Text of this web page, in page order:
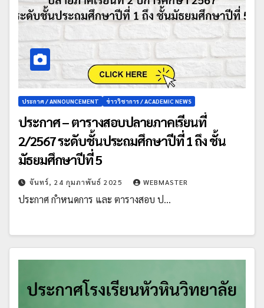
ประกาศ / ANNOUNCEMENT ข่าววิชาการ / ACADEMIC NEWS
ประกาศ – ตารางสอบปลายภาคเรียนที่
2/2567 ระดับชั้นประถมศึกษาปีที่ 1 ถึง ชั้น
มัธยมศึกษาปีที่ 5
จันทร์, 24 กุมภาพันธ์ 2025 WEBMASTER
ประกาศ กำหนดการ และ ตารางสอบ ป…